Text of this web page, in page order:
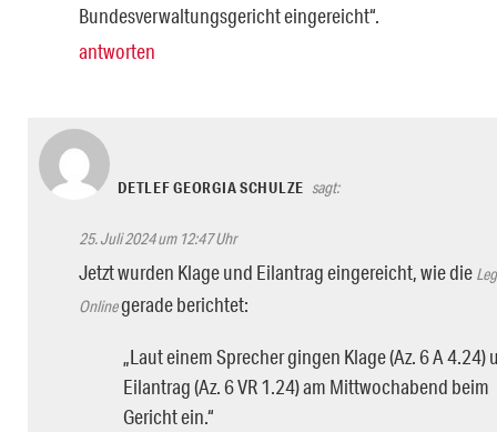
Bundesverwaltungsgericht eingereicht“.
antworten
DETLEF GEORGIA SCHULZE sagt:
25. Juli 2024 um 12:47 Uhr
Jetzt wurden Klage und Eilantrag eingereicht, wie die
Onlinegerade berichtet:
„Laut einem Sprecher gingen Klage (Az. 6 A 4.24)
Eilantrag (Az. 6 VR 1.24) am Mittwochabend beim
Gericht ein.“